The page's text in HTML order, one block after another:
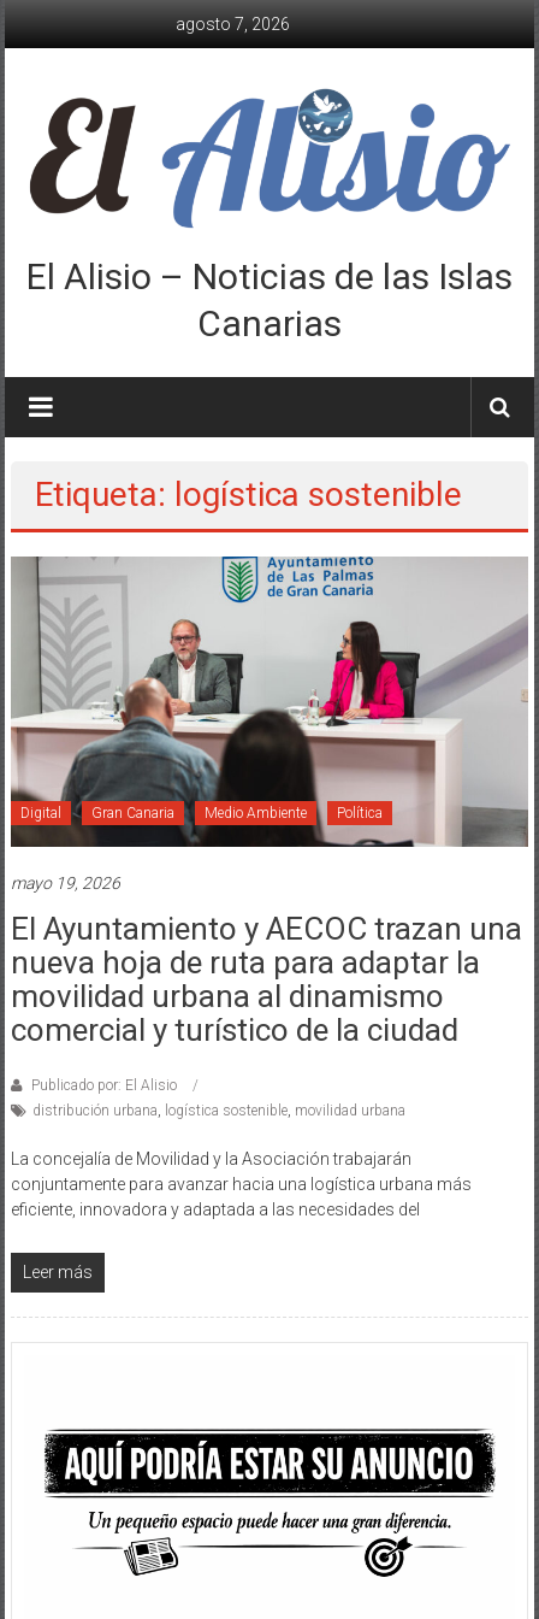
agosto 7, 2026
El Alisio – Noticias de las Islas
Canarias
Etiqueta: logística sostenible
Digital Gran Canaria Medio Ambiente Política
mayo 19, 2026
El Ayuntamiento y AECOC trazan una
nueva hoja de ruta para adaptar la
movilidad urbana al dinamismo
comercial y turístico de la ciudad
Publicado por: El Alisio
distribución urbana
logística sostenible, movilidad urbana
La concejalía de Movilidad y la Asociación trabajarán
conjuntamente para avanzar hacia una logística urbana más
eficiente, innovadora y adaptada a las necesidades del
Leer más